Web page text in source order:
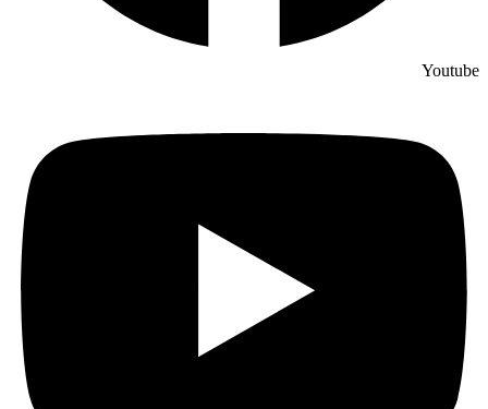
Youtube